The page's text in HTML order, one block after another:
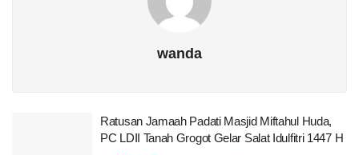
wanda
Ratusan Jamaah Padati Masjid Miftahul Huda,
PC LDII Tanah Grogot Gelar Salat Idulfitri 1447 H